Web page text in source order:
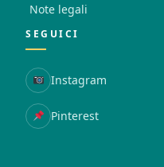
Note legali
SEGUICI
Instagram
Pinterest